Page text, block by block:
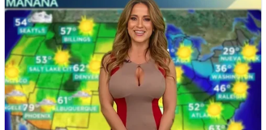
Creez aplicatie
ANDROID pentru siteul
tau
Creez aplicatie
ANDROID pentru siteul